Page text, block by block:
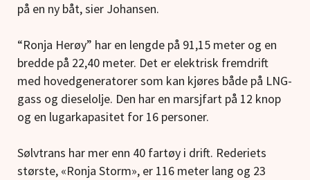
på en ny båt, sier Johansen.
“Ronja Herøy” har en lengde på 91,15 meter og en
bredde på 22,40 meter. Det er elektrisk fremdrift
med hovedgeneratorer som kan kjøres både på LNG-
gass og dieselolje. Den har en marsjfart på 12 knop
og en lugarkapasitet for 16 personer.
Sølvtrans har mer enn 40 fartøy i drift. Rederiets
største, «Ronja Storm», er 116 meter lang og 23